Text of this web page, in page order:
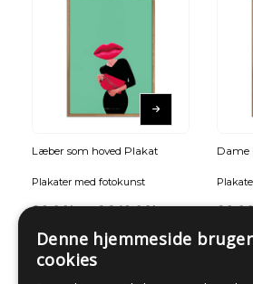
Læber som hoved Plakat
Plakater med fotokunst
89,00kr. – 2.249,00kr.
Denne hjemmeside bruger
cookies